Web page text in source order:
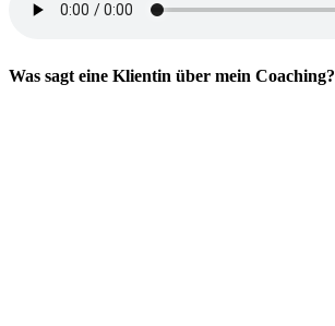
Was sagt eine Klientin über mein Coaching?